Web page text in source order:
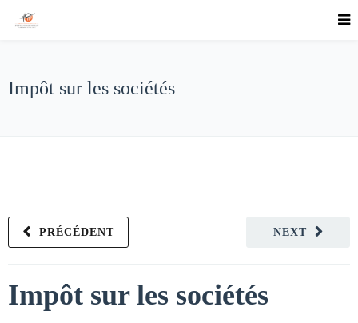
Impôt sur les sociétés
NEXT
PRÉCÉDENT
Impôt sur les sociétés